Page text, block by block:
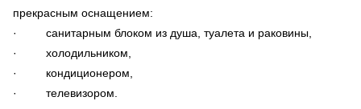
прекрасным оснащением:
· санитарным блоком из душа, туалета и раковины,
· холодильником,
· кондиционером,
· телевизором.